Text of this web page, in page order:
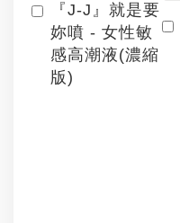
『J-J』就是要
妳噴 - 女性敏
感高潮液(濃縮
版)